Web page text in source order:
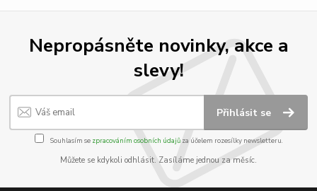
Nepropásněte novinky, akce a
slevy!
Přihlásit se
Souhlasím se zpracováním osobních údajůza účelem rozesílky newsletteru.
Můžete se kdykoli odhlásit. Zasíláme jednou za měsíc.